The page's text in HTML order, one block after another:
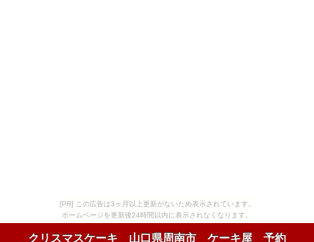
[PR] この広告は3ヶ月以上更新がないため表示されています。
ホームページを更新後24時間以内に表示されなくなります。
クリスマスケーキ 山口県周南市 ケーキ屋 予約